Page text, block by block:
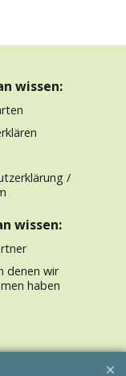
wissen:
/
wissen:
denen wir
haben